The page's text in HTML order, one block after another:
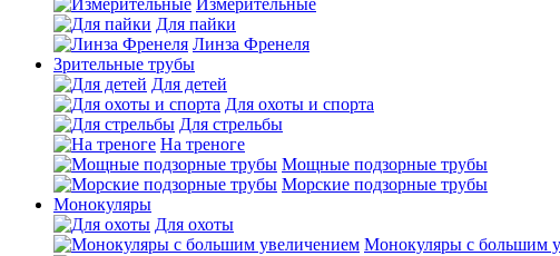
Измерительные
Для пайки
Линза Френеля
Зрительные трубы
Для детей
Для охоты и спорта
Для стрельбы
На треноге
Мощные подзорные трубы
Морские подзорные трубы
Монокуляры
Для охоты
Монокуляры с большим